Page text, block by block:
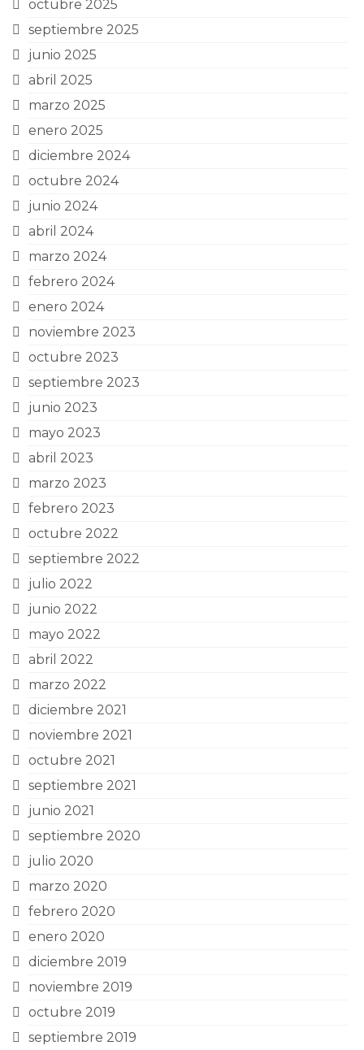
octubre 2025
septiembre 2025
junio 2025
abril 2025
marzo 2025
enero 2025
diciembre 2024
octubre 2024
junio 2024
abril 2024
marzo 2024
febrero 2024
enero 2024
noviembre 2023
octubre 2023
septiembre 2023
junio 2023
mayo 2023
abril 2023
marzo 2023
febrero 2023
octubre 2022
septiembre 2022
julio 2022
junio 2022
mayo 2022
abril 2022
marzo 2022
diciembre 2021
noviembre 2021
octubre 2021
septiembre 2021
junio 2021
septiembre 2020
julio 2020
marzo 2020
febrero 2020
enero 2020
diciembre 2019
noviembre 2019
octubre 2019
septiembre 2019